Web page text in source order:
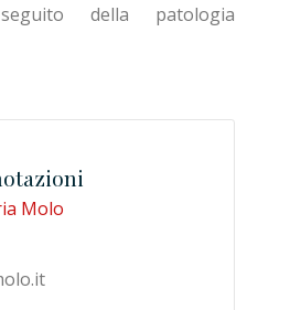
della patologia
Molo